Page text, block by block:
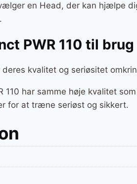
en Head, der kan hjælpe
PWR 110 til
kvalitet og seriøsitet
110 har samme høje kvalitet
for at træne seriøst og sikkert.